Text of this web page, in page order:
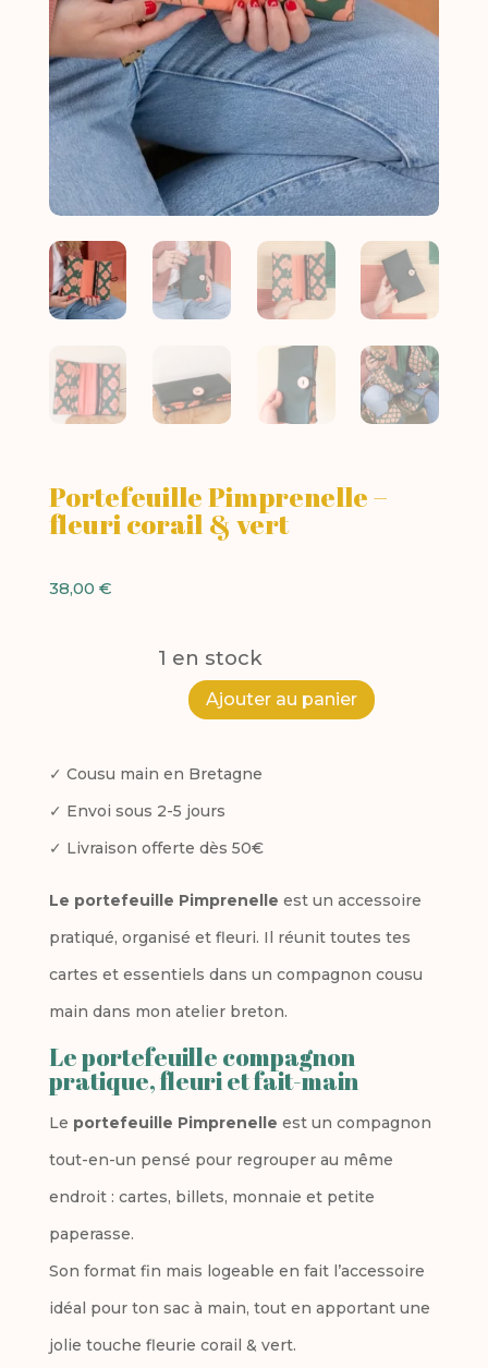
Portefeuille Pimprenelle –
fleuri corail & vert
38,00 €
1 en stock
quantité
fleuri
corail
&
vert
Ajouter au panier
n
a
t
:
✓ Cousu main en Bretagne
✓ Envoi sous 2-5 jours
✓ Livraison offerte dès 50€
Le portefeuille Pimprenelle est un accessoire
pratiqué, organisé et fleuri. Il réunit toutes tes
cartes et essentiels dans un compagnon cousu
main dans mon atelier breton.
Le portefeuille compagnon
pratique, fleuri et fait-main
Le portefeuille Pimprenelle est un compagnon
tout-en-un pensé pour regrouper au même
endroit : cartes, billets, monnaie et petite
paperasse.
Son format fin mais logeable en fait l’accessoire
idéal pour ton sac à main, tout en apportant une
jolie touche fleurie corail & vert.